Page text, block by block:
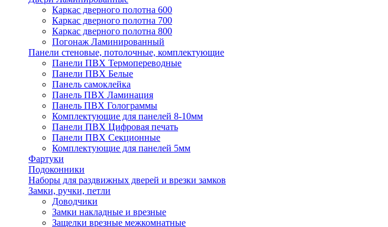
Каркас дверного полотна 600
Каркас дверного полотна 700
Каркас дверного полотна 800
Погонаж Ламинированный
Панели стеновые, потолочные, комплектующие
Панели ПВХ Термопереводные
Панели ПВХ Белые
Панель самоклейка
Панель ПВХ Ламинация
Панель ПВХ Голограммы
Комплектующие для панелей 8-10мм
Панели ПВХ Цифровая печать
Панели ПВХ Секционные
Комплектующие для панелей 5мм
Фартуки
Подоконники
Наборы для раздвижных дверей и врезки замков
Замки, ручки, петли
Доводчики
Замки накладные и врезные
Защелки врезные межкомнатные